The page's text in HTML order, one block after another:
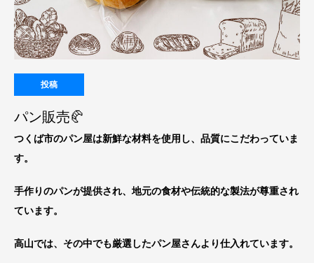
投稿
パン販売🥐
つくば市のパン屋は新鮮な材料を使用し、品質にこだわっていま
す。
手作りのパンが提供され、地元の食材や伝統的な製法が尊重され
ています。
高山では、その中でも厳選したパン屋さんより仕入れています。